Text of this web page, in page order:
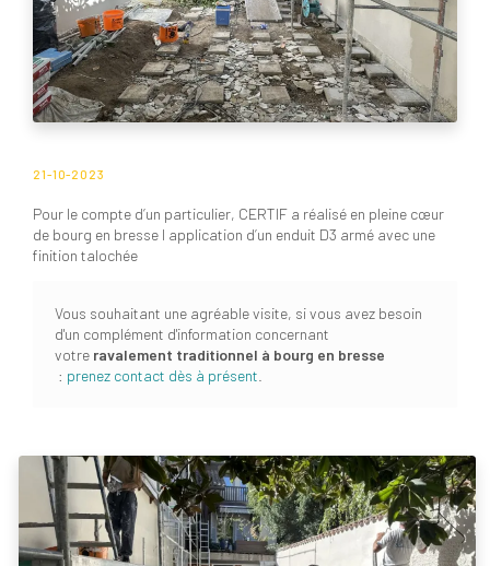
21-10-2023
Pour le compte d’un particulier, CERTIF a réalisé en pleine cœur
de bourg en bresse l application d’un enduit D3 armé avec une
finition talochée
Vous souhaitant une agréable visite, si vous avez besoin
d'un complément d'information concernant
votre ravalement traditionnel à bourg en bresse
: prenez contact dès à présent